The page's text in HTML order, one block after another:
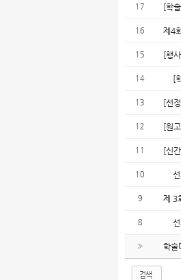
17 [학
16 제4
15 [행
14 [학
13 [선
12 [원
11 [신
10 선
9 제 3
8 선
» 학술
검색